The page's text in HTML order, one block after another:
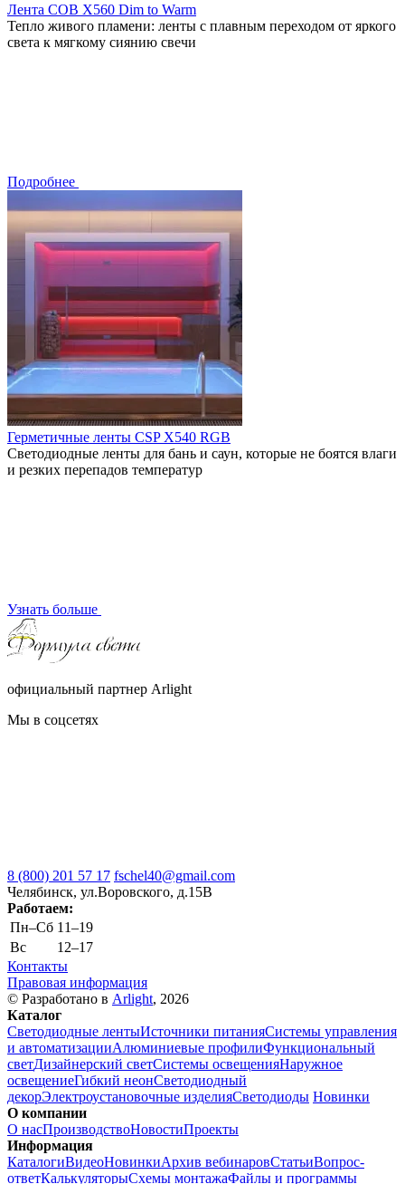
Лента COB X560 Dim to Warm
Тепло живого пламени: ленты с плавным переходом от яркого
света к мягкому сиянию свечи
Подробнее
Герметичные ленты CSP X540 RGB
Светодиодные ленты для бань и саун, которые не боятся влаги
и резких перепадов температур
Узнать больше
официальный партнер Arlight
Мы в соцсетях
8 (800) 201 57 17 fschel40@gmail.com
Челябинск, ул.Воровского, д.15В
Работаем:
Пн–Cб 11–19
Вс
12–17
Контакты
Правовая информация
© Разработано в Arlight, 2026
Каталог
Светодиодные лентыИсточники питанияСистемы управления
и автоматизацииАлюминиевые профилиФункциональный
светДизайнерский светСистемы освещенияНаружное
освещениеГибкий неонСветодиодный
декорЭлектроустановочные изделияСветодиоды Новинки
О компании
О насПроизводствоНовостиПроекты
Информация
КаталогиВидеоНовинкиАрхив вебинаровСтатьиВопрос-
ответКалькуляторыСхемы монтажаФайлы и программы